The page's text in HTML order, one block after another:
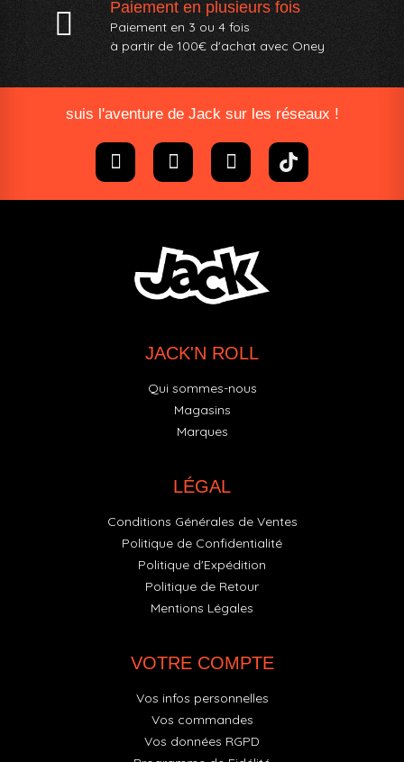
Paiement en plusieurs fois
Paiement en 3 ou 4 fois
à partir de 100€ d'achat avec Oney​
suis l'aventure de Jack sur les réseaux !
JACK'N ROLL
Qui sommes-nous
Magasins
Marques
LÉGAL
Conditions Générales de Ventes
Politique de Confidentialité
Politique d'Expédition
Politique de Retour
Mentions Légales
VOTRE COMPTE
Vos infos personnelles
Vos commandes
Vos données RGPD